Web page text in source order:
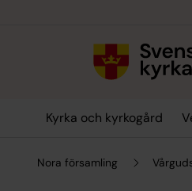
Kyrka och kyrkogård
Nora församling